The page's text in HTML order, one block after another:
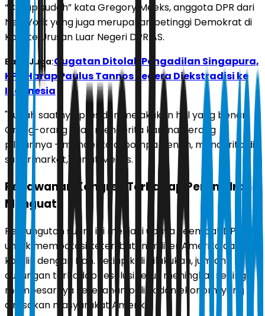
“Cukup sudah” kata Gregory Meeks, anggota DPR dari
New York yang juga merupakan petinggi Demokrat di
Komite Urusan Luar Negeri DPR AS.
Baca Juga:Gugatan Ditolak Pengadilan Singapura,
KPK Harap Paulus Tannos Segera Diekstradisi ke
Indonesia
"Sudah saatnya presiden melakukan hal yang benar.
Orang-orang lelah menderita karena perang
pilihannya - menderita di pompa bensin, menderita di
supermarket," lanjut Meeks.
Perlawanan Kongres Terhadap Perang Iran
Menguat
Pemungutan suara ini menjadi upaya keempat DPR AS
untuk membatasi keterlibatan militer Amerika dalam
konflik dengan Iran. Setiap kali dilakukan, jumlah
dukungan terhadap resolusi terus meningkat seiring
membesarnya keresahan politik dan ekonomi yang
dirasakan masyarakat Amerika.